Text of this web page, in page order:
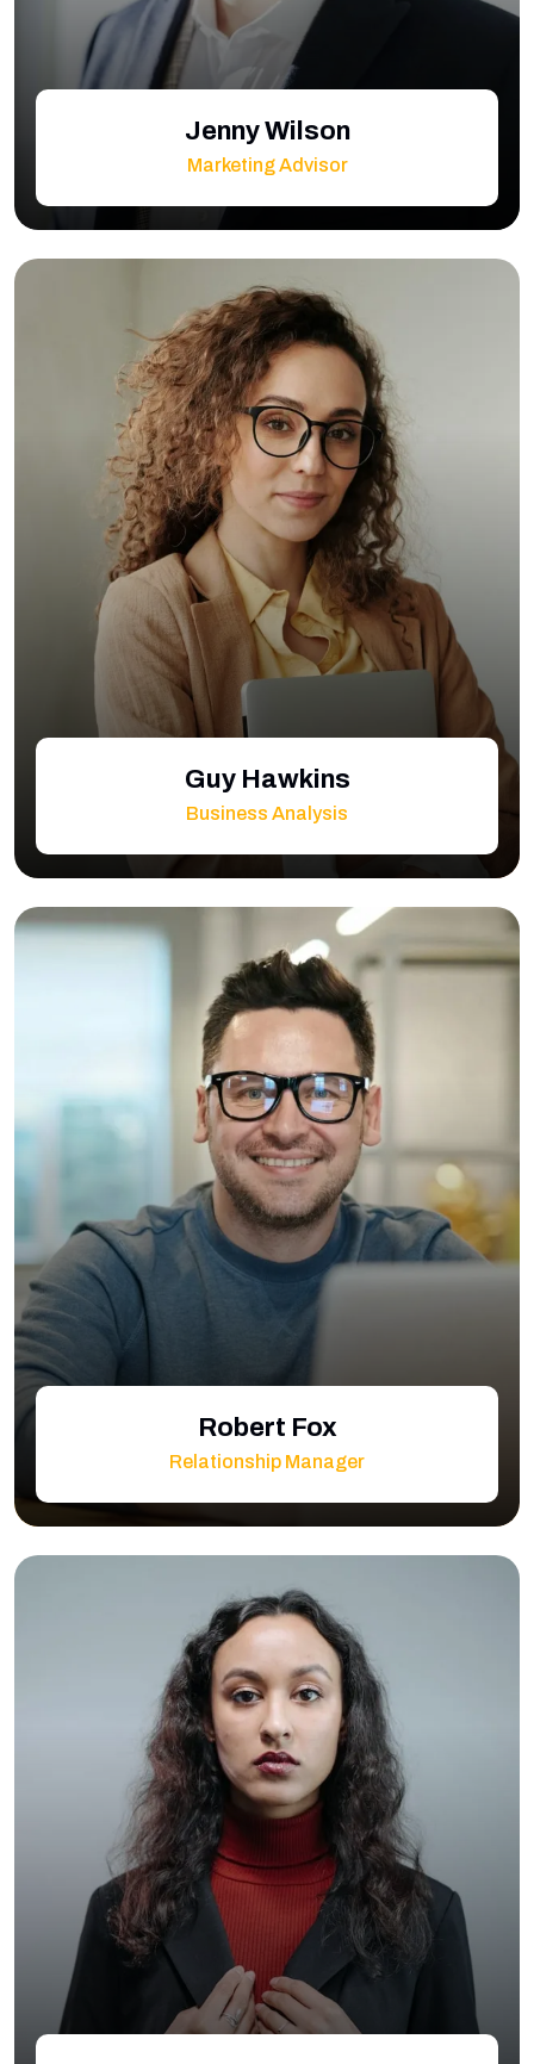
Jenny Wilson
Marketing Advisor
Guy Hawkins
Business Analysis
Robert Fox
Relationship Manager